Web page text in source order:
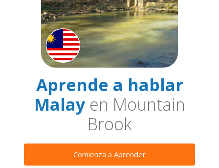
Aprende a hablar
Malayen Mountain
Brook
Comienza a Aprender